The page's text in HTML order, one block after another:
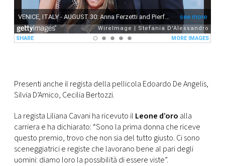
Presenti anche il regista della pellicola Edoardo De Angelis,
Silvia D’Amico, Cecilia Bertozzi.
La regista Liliana Cavani ha ricevuto il Leone d’oro alla
carriera e ha dichiarato: “Sono la prima donna che riceve
questo premio, trovo che non sia del tutto giusto. Ci sono
sceneggiatrici e registe che lavorano bene al pari degli
uomini: diamo loro la possibilità di essere viste”.